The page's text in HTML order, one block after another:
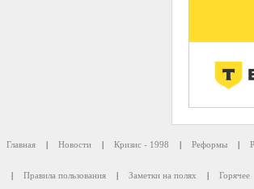
Главная | Новости | Кризис - 1998 | Реформы |
| Правила пользования | Заметки на полях | Горячее